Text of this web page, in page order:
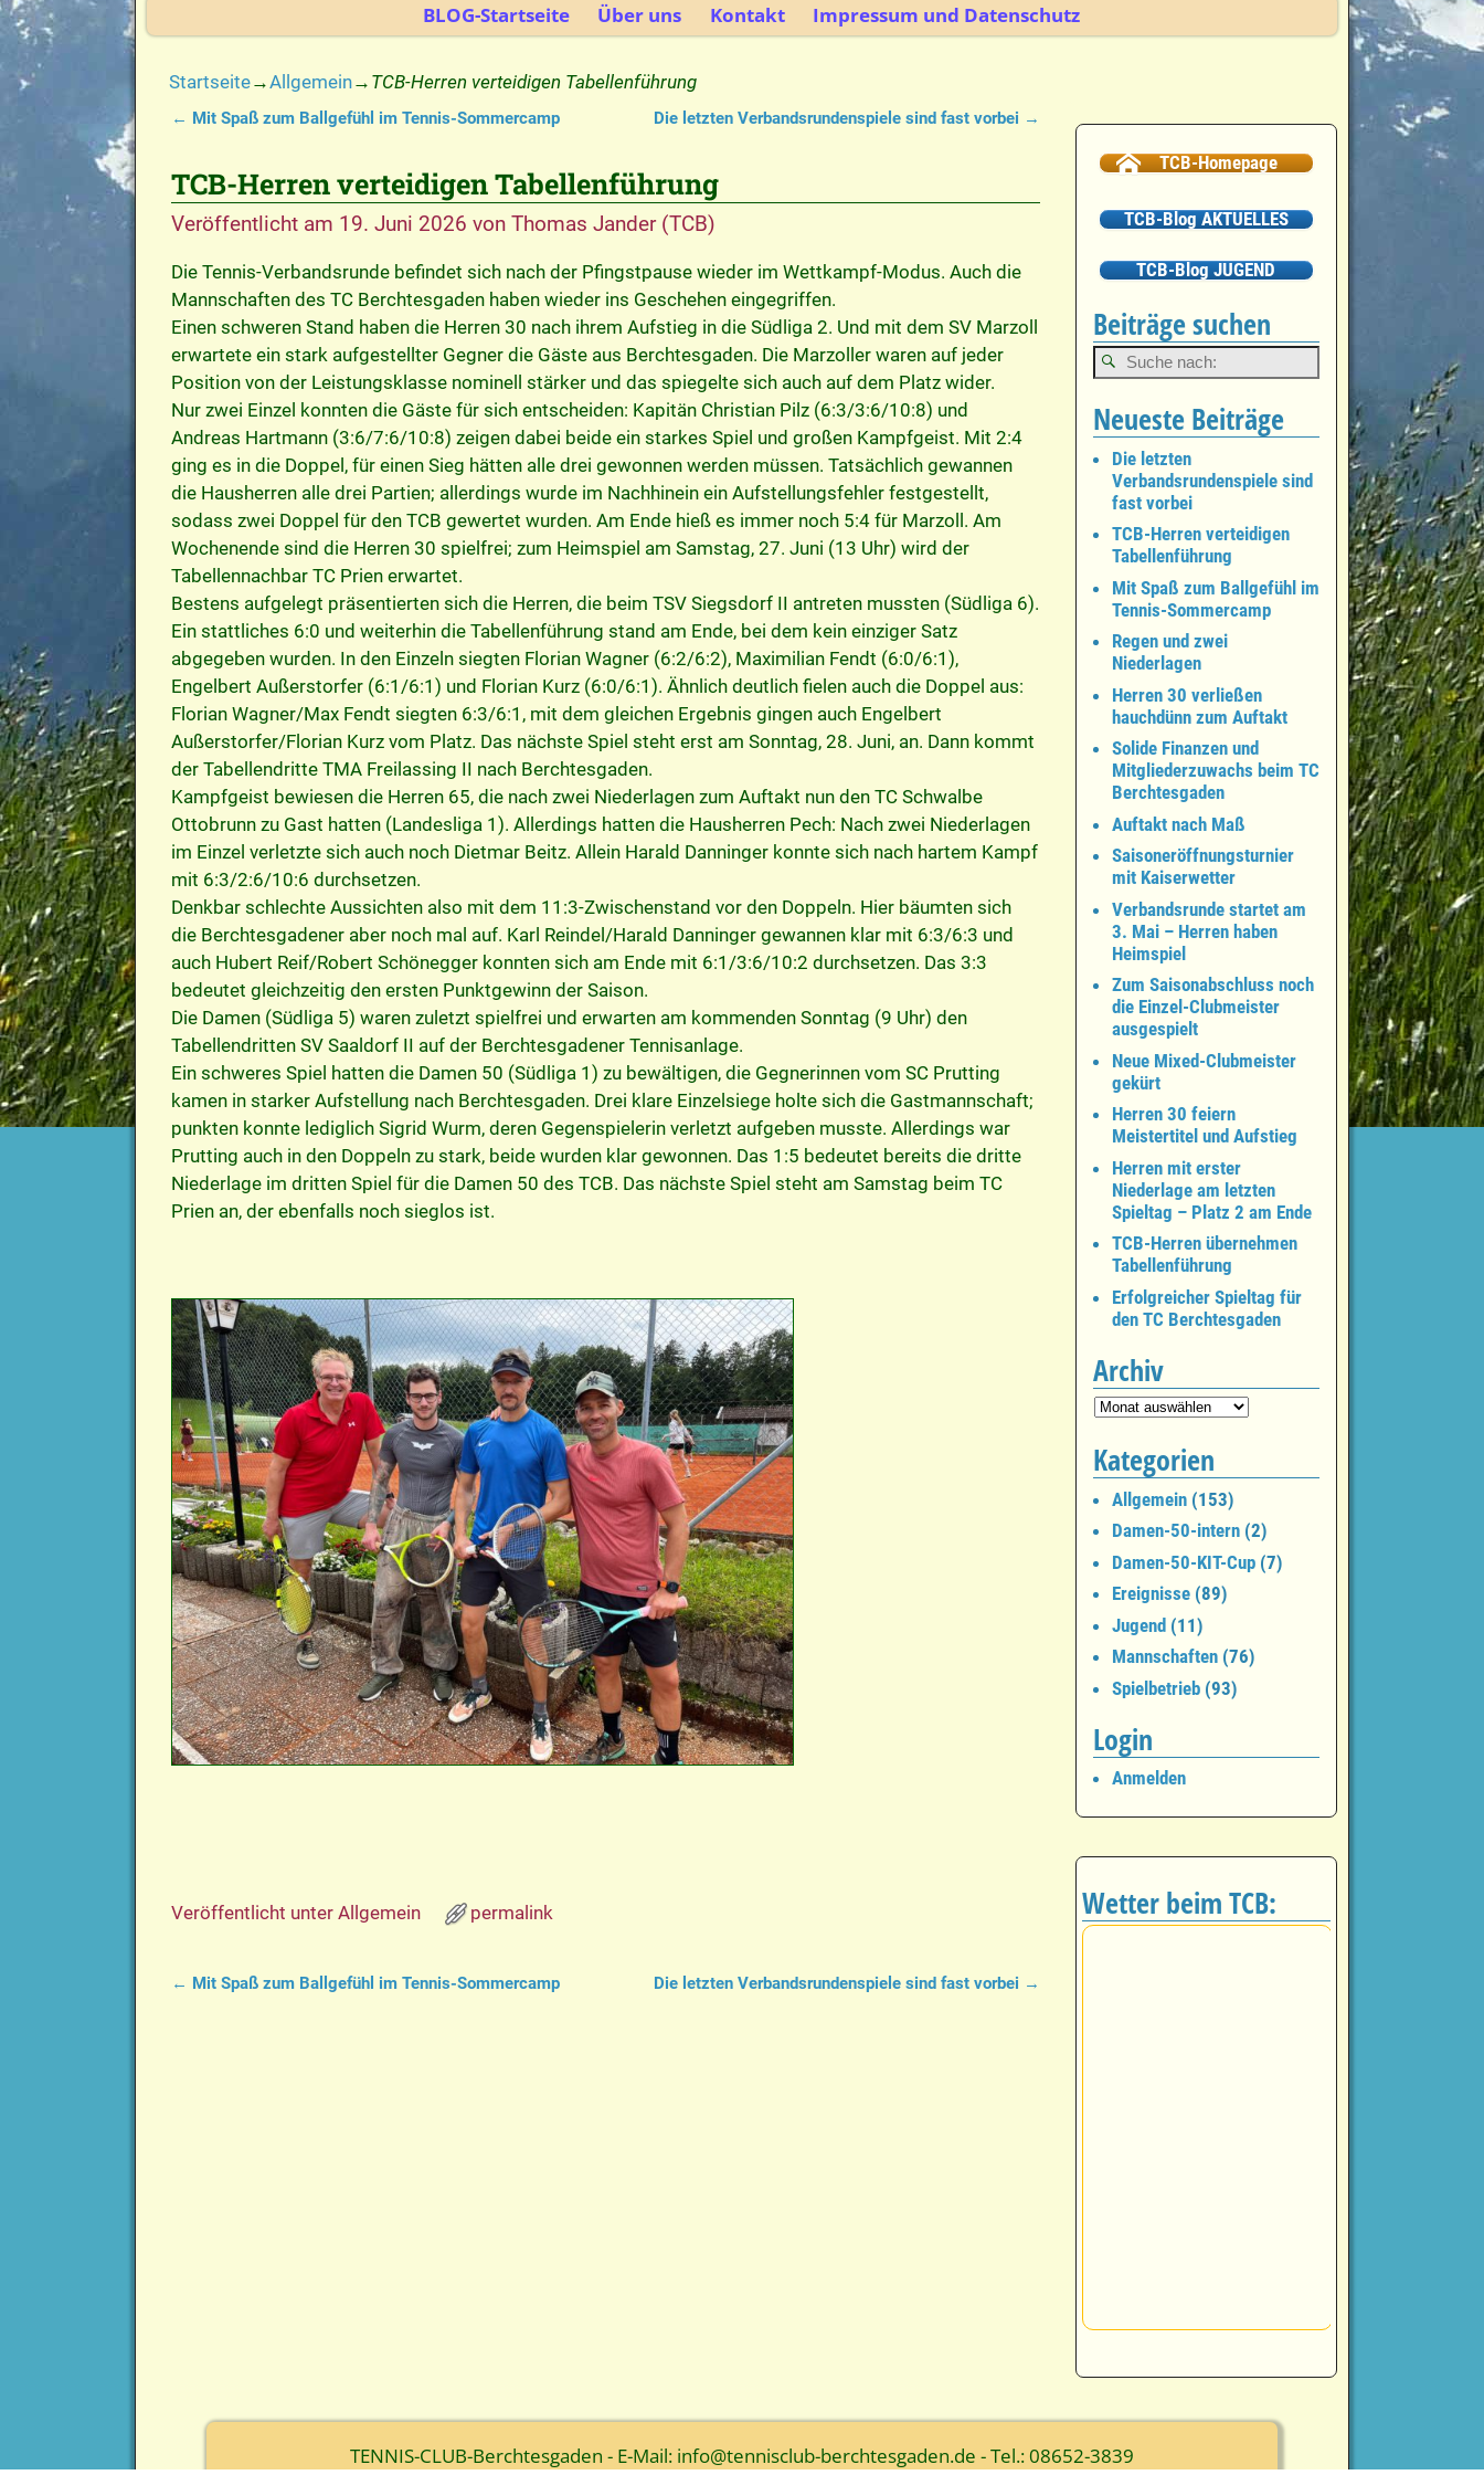
BLOG-Startseite Über uns Kontakt Impressum und Datenschutz
Startseite→Allgemein→ TCB-Herren verteidigen Tabellenführung
← Mit Spaß zum Ballgefühl im Tennis-Sommercamp Die letzten Verbandsrundenspiele sind fast vorbei →
TCB-Herren verteidigen Tabellenführung
Veröffentlicht am 19. Juni 2026 von Thomas Jander (TCB)
Die Tennis-Verbandsrunde befindet sich nach der Pfingstpause wieder im Wettkampf-Modus. Auch die
Mannschaften des TC Berchtesgaden haben wieder ins Geschehen eingegriffen.
Einen schweren Stand haben die Herren 30 nach ihrem Aufstieg in die Südliga 2. Und mit dem SV Marzoll
erwartete ein stark aufgestellter Gegner die Gäste aus Berchtesgaden. Die Marzoller waren auf jeder
Position von der Leistungsklasse nominell stärker und das spiegelte sich auch auf dem Platz wider.
Nur zwei Einzel konnten die Gäste für sich entscheiden: Kapitän Christian Pilz (6:3/3:6/10:8) und
Andreas Hartmann (3:6/7:6/10:8) zeigen dabei beide ein starkes Spiel und großen Kampfgeist. Mit 2:4
ging es in die Doppel, für einen Sieg hätten alle drei gewonnen werden müssen. Tatsächlich gewannen
die Hausherren alle drei Partien; allerdings wurde im Nachhinein ein Aufstellungsfehler festgestellt,
sodass zwei Doppel für den TCB gewertet wurden. Am Ende hieß es immer noch 5:4 für Marzoll. Am
Wochenende sind die Herren 30 spielfrei; zum Heimspiel am Samstag, 27. Juni (13 Uhr) wird der
Tabellennachbar TC Prien erwartet.
Bestens aufgelegt präsentierten sich die Herren, die beim TSV Siegsdorf II antreten mussten (Südliga 6).
Ein stattliches 6:0 und weiterhin die Tabellenführung stand am Ende, bei dem kein einziger Satz
abgegeben wurden. In den Einzeln siegten Florian Wagner (6:2/6:2), Maximilian Fendt (6:0/6:1),
Engelbert Außerstorfer (6:1/6:1) und Florian Kurz (6:0/6:1). Ähnlich deutlich fielen auch die Doppel aus:
Florian Wagner/Max Fendt siegten 6:3/6:1, mit dem gleichen Ergebnis gingen auch Engelbert
Außerstorfer/Florian Kurz vom Platz. Das nächste Spiel steht erst am Sonntag, 28. Juni, an. Dann kommt
der Tabellendritte TMA Freilassing II nach Berchtesgaden.
Kampfgeist bewiesen die Herren 65, die nach zwei Niederlagen zum Auftakt nun den TC Schwalbe
Ottobrunn zu Gast hatten (Landesliga 1). Allerdings hatten die Hausherren Pech: Nach zwei Niederlagen
im Einzel verletzte sich auch noch Dietmar Beitz. Allein Harald Danninger konnte sich nach hartem Kampf
mit 6:3/2:6/10:6 durchsetzen.
Denkbar schlechte Aussichten also mit dem 11:3-Zwischenstand vor den Doppeln. Hier bäumten sich
die Berchtesgadener aber noch mal auf. Karl Reindel/Harald Danninger gewannen klar mit 6:3/6:3 und
auch Hubert Reif/Robert Schönegger konnten sich am Ende mit 6:1/3:6/10:2 durchsetzen. Das 3:3
bedeutet gleichzeitig den ersten Punktgewinn der Saison.
Die Damen (Südliga 5) waren zuletzt spielfrei und erwarten am kommenden Sonntag (9 Uhr) den
Tabellendritten SV Saaldorf II auf der Berchtesgadener Tennisanlage.
Ein schweres Spiel hatten die Damen 50 (Südliga 1) zu bewältigen, die Gegnerinnen vom SC Prutting
kamen in starker Aufstellung nach Berchtesgaden. Drei klare Einzelsiege holte sich die Gastmannschaft;
punkten konnte lediglich Sigrid Wurm, deren Gegenspielerin verletzt aufgeben musste. Allerdings war
Prutting auch in den Doppeln zu stark, beide wurden klar gewonnen. Das 1:5 bedeutet bereits die dritte
Niederlage im dritten Spiel für die Damen 50 des TCB. Das nächste Spiel steht am Samstag beim TC
Prien an, der ebenfalls noch sieglos ist.
Veröffentlicht unter Allgemein permalink
← Mit Spaß zum Ballgefühl im Tennis-Sommercamp Die letzten Verbandsrundenspiele sind fast vorbei →
TCB-Homepage
TCB-Blog AKTUELLES
TCB-Blog JUGEND
Beiträge suchen
Neueste Beiträge
Die letzten
Verbandsrundenspiele sind
fast vorbei
TCB-Herren verteidigen
Tabellenführung
Mit Spaß zum Ballgefühl im
Tennis-Sommercamp
Regen und zwei
Niederlagen
Herren 30 verließen
hauchdünn zum Auftakt
Solide Finanzen und
Mitgliederzuwachs beim TC
Berchtesgaden
Auftakt nach Maß
Saisoneröffnungsturnier
mit Kaiserwetter
Verbandsrunde startet am
3. Mai – Herren haben
Heimspiel
Zum Saisonabschluss noch
die Einzel-Clubmeister
ausgespielt
Neue Mixed-Clubmeister
gekürt
Herren 30 feiern
Meistertitel und Aufstieg
Herren mit erster
Niederlage am letzten
Spieltag – Platz 2 am Ende
TCB-Herren übernehmen
Tabellenführung
Erfolgreicher Spieltag für
den TC Berchtesgaden
Archiv
Kategorien
Allgemein(153)
Damen-50-intern(2)
Damen-50-KIT-Cup(7)
Ereignisse(89)
Jugend(11)
Mannschaften(76)
Spielbetrieb(93)
Login
Anmelden
Wetter beim TCB:
TENNIS-CLUB-Berchtesgaden - E-Mail: info@tennisclub-berchtesgaden.de - Tel.: 08652-3839